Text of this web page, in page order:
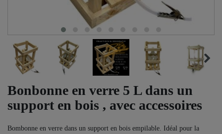
Bonbonne en verre 5 L dans un
support en bois , avec accessoires
Bombonne en verre dans un support en bois empilable. Idéal pour la